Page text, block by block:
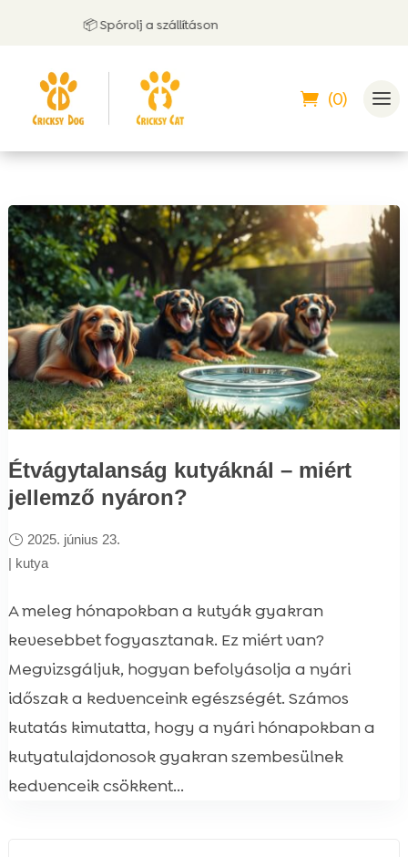
📦 Spórolj a szállításon
(0)
Étvágytalanság kutyáknál – miért
jellemző nyáron?
2025. június 23.
| kutya
A meleg hónapokban a kutyák gyakran
kevesebbet fogyasztanak. Ez miért van?
Megvizsgáljuk, hogyan befolyásolja a nyári
időszak a kedvenceink egészségét. Számos
kutatás kimutatta, hogy a nyári hónapokban a
kutyatulajdonosok gyakran szembesülnek
kedvenceik csökkent...